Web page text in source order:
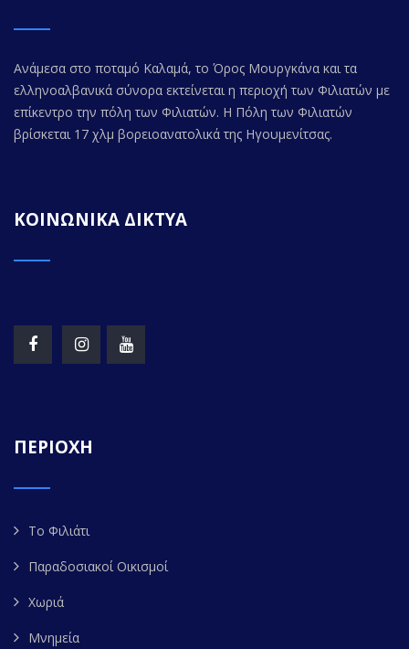
Ανάμεσα στο ποταμό Καλαμά, το Όρος Μουργκάνα και τα
ελληνοαλβανικά σύνορα εκτείνεται η περιοχή των Φιλιατών με
επίκεντρο την πόλη των Φιλιατών. Η Πόλη των Φιλιατών
βρίσκεται 17 χλμ βορειοανατολικά της Ηγουμενίτσας.
ΚΟΙΝΩΝΙΚΑ ΔΙΚΤΥΑ
ΠΕΡΙΟΧΗ
Το Φιλιάτι
Παραδοσιακοί Οικισμοί
Χωριά
Μνημεία